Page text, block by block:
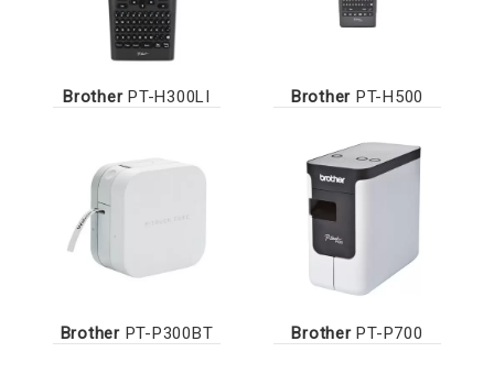
BrotherPT-H300LI Brother PT-H500
BrotherPT-P300BT BrotherPT-P700